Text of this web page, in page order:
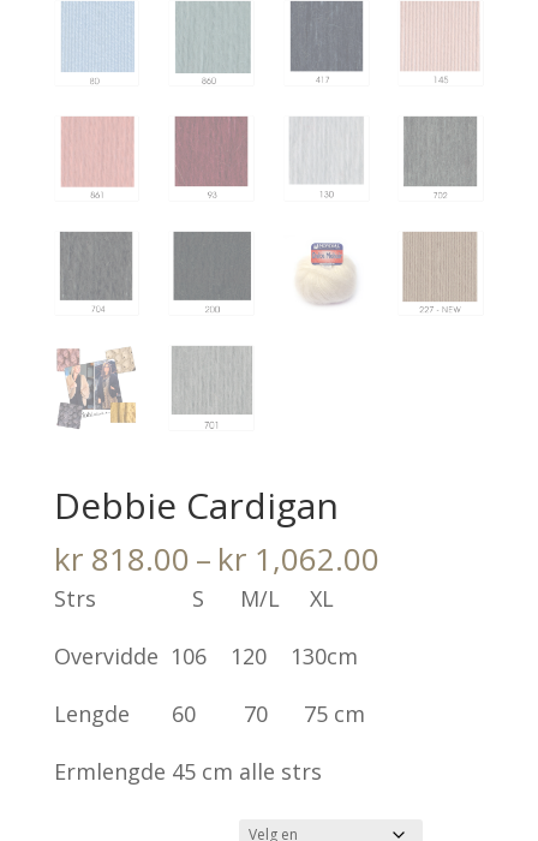
Debbie Cardigan
kr818.00– kr1,062.00
Strs S M/L XL
Overvidde 106 120 130cm
Lengde 60 70 75 cm
Ermlengde 45 cm alle strs